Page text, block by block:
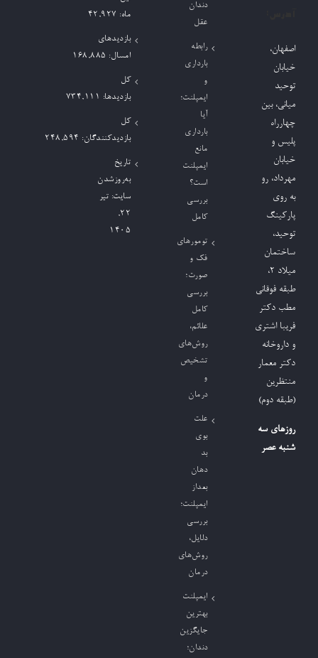
اصفهان،
خیابان
توحید
میانی، بین
چهارراه
پلیس و
خیابان
مهرداد، رو
به روی
پارکینگ
توحید،
ساختمان
میلاد ٢،
طبقه فوقانی
مطب دکتر
فریبا اشتری
و داروخانه
دکتر معمار
منتظرین
(طبقه دوم)
روزهای سه
شنبه عصر
دندان
عقل
رابطه
بارداری
و
ایمپلنت؛
آیا
بارداری
مانع
ایمپلنت
است؟
بررسی
کامل
تومورهای
فک و
صورت؛
بررسی
کامل
علائم،
روش‌های
تشخیص
و
درمان
علت
بوی
بد
دهان
بعداز
ایمپلنت؛
بررسی
دلایل،
روش‌های
درمان
ایمپلنت
بهترین
جایگزین
دندان؛
ماه: 42,927
بازدیدهای
امسال: 168,885
کل
بازدیدها: 734,111
کل
بازدیدکنند‌گان: 248,594
تاریخ
به‌روزشدن
سایت: تیر
۲۲,
۱۴۰۵